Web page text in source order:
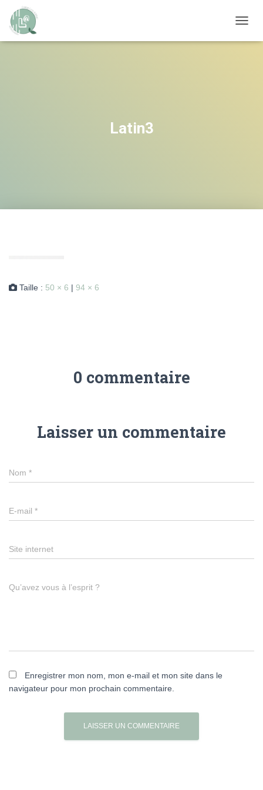
Latin3
Taille : 50 × 6 | 94 × 6
0 commentaire
Laisser un commentaire
Nom *
E-mail *
Site internet
Qu’avez vous à l’esprit ?
Enregistrer mon nom, mon e-mail et mon site dans le
navigateur pour mon prochain commentaire.